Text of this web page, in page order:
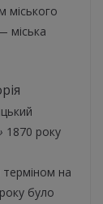
міського
міська
1870 року
на
було